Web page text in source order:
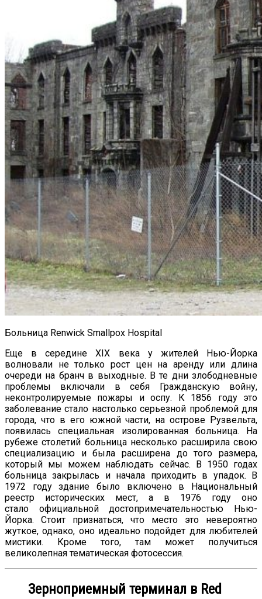
Больница Renwick Smallpox Hospital
Еще в середине XIX века у жителей Нью-Йорка
волновали не только рост цен на аренду или длина
очереди на бранч в выходные. В те дни злободневные
проблемы включали в себя Гражданскую войну,
неконтролируемые пожары и оспу. К 1856 году это
заболевание стало настолько серьезной проблемой для
города, что в его южной части, на острове Рузвельта,
появилась специальная изолированная больница. На
рубеже столетий больница несколько расширила свою
специализацию и была расширена до того размера,
который мы можем наблюдать сейчас. В 1950 годах
больница закрылась и начала приходить в упадок. В
1972 году здание было включено в Национальный
реестр исторических мест, а в 1976 году оно
стало официальной достопримечательностью Нью-
Йорка. Стоит признаться, что место это невероятно
жуткое, однако, оно идеально подойдет для любителей
мистики. Кроме того, там может получиться
великолепная тематическая фотосессия.
Зерноприемный терминал в Red